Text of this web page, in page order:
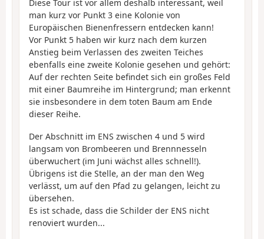
Diese Tour ist vor allem deshalb interessant, weil
man kurz vor Punkt 3 eine Kolonie von
Europäischen Bienenfressern entdecken kann!
Vor Punkt 5 haben wir kurz nach dem kurzen
Anstieg beim Verlassen des zweiten Teiches
ebenfalls eine zweite Kolonie gesehen und gehört:
Auf der rechten Seite befindet sich ein großes Feld
mit einer Baumreihe im Hintergrund; man erkennt
sie insbesondere in dem toten Baum am Ende
dieser Reihe.
Der Abschnitt im ENS zwischen 4 und 5 wird
langsam von Brombeeren und Brennnesseln
überwuchert (im Juni wächst alles schnell!).
Übrigens ist die Stelle, an der man den Weg
verlässt, um auf den Pfad zu gelangen, leicht zu
übersehen.
Es ist schade, dass die Schilder der ENS nicht
renoviert wurden...